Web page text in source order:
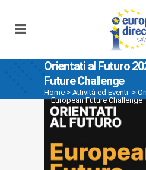
Orientati al Futuro
Future Challenge
Home > Attività ed Eventi >
– European Future Challenge